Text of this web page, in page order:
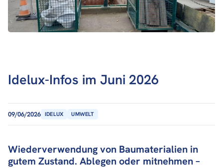
Idelux-Infos im Juni 2026
09/06/2026 IDELUX UMWELT
Wiederverwendung von Baumaterialien in
gutem Zustand. Ablegen oder mitnehmen –